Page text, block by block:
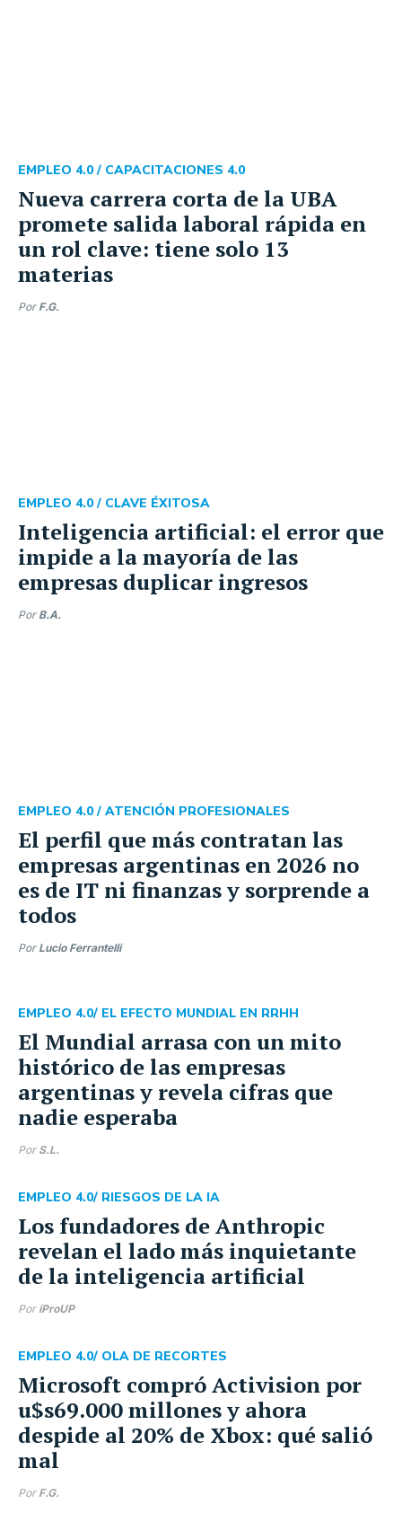
Nueva carrera corta de la UBA
promete salida laboral rápida en
un rol clave: tiene solo 13
materias
EMPLEO 4.0 / CAPACITACIONES 4.0
Por F.G.
Inteligencia artificial: el error que
impide a la mayoría de las
empresas duplicar ingresos
EMPLEO 4.0 / CLAVE ÉXITOSA
Por B.A.
El perfil que más contratan las
empresas argentinas en 2026 no
es de IT ni finanzas y sorprende a
todos
EMPLEO 4.0 / ATENCIÓN PROFESIONALES
Por Lucio Ferrantelli
El Mundial arrasa con un mito
histórico de las empresas
argentinas y revela cifras que
nadie esperaba
EMPLEO 4.0/ EL EFECTO MUNDIAL EN RRHH
Por S.L.
Los fundadores de Anthropic
revelan el lado más inquietante
de la inteligencia artificial
EMPLEO 4.0/ RIESGOS DE LA IA
Por iProUP
Microsoft compró Activision por
u$s69.000 millones y ahora
despide al 20% de Xbox: qué salió
mal
EMPLEO 4.0/ OLA DE RECORTES
Por F.G.